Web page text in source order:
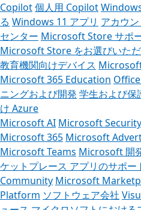
Copilot個人用 Copilot
る Windows 11 アプリ アカウ
センター Microsoft Store サポ
Microsoft Store をお選びいた
教育機関向けデバイス
Microsoft 365 Education
ニングおよび開発 学生および保
け Azure
Microsoft AI Microsoft Security
Microsoft 365 Microsoft
Microsoft Teams Microsoft 開
ケットプレース アプリのサポー
Community Microsoft
Platform ソフトウェア会社